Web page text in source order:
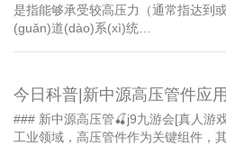
是指能够承受较高压力（通常指达到
(guǎn)道(dào)系(xì)统…
今日科普|新中源高压管件应
### 新中源高压管🍒j9九游会[真人游
工业领域，高压管件作为关键组件，